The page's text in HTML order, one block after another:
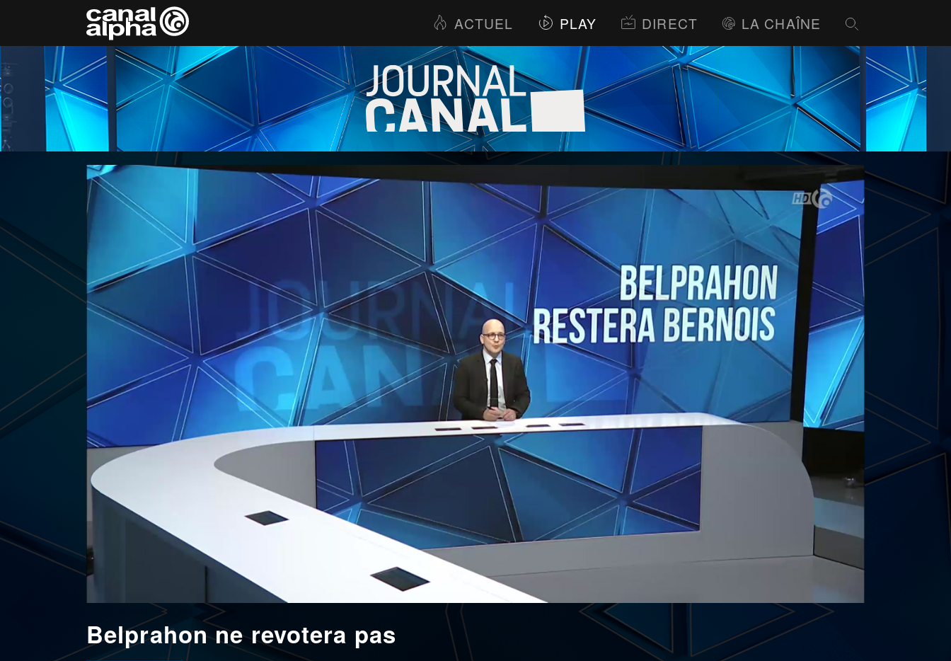
ACTUEL PLAY DIRECT LA CHAÎNE
Belprahon ne revotera pas